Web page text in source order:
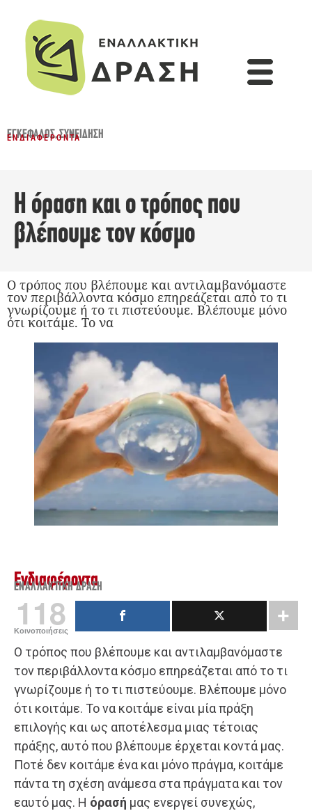
ΕΓΚΈΦΑΛΟΣ,ΣΥΝΕΊΔΗΣΗ
ΕΝΔΙΑΦΈΡΟΝΤΑ
Η όραση και ο τρόπος που
βλέπουμε τον κόσμο
Ο τρόπος που βλέπουμε και αντιλαμβανόμαστε
τον περιβάλλοντα κόσμο επηρεάζεται από το τι
γνωρίζουμε ή το τι πιστεύουμε. Βλέπουμε μόνο
ότι κοιτάμε. Το να
Ενδιαφέροντα
ΕΝΑΛΛΑΚΤΙΚΉ ΔΡΆΣΗ
118
Κοινοποιήσεις
Ο τρόπος που βλέπουμε και αντιλαμβανόμαστε
τον περιβάλλοντα κόσμο επηρεάζεται από το τι
γνωρίζουμε ή το τι πιστεύουμε. Βλέπουμε μόνο
ότι κοιτάμε. Το να κοιτάμε είναι μία πράξη
επιλογής και ως αποτέλεσμα μιας τέτοιας
πράξης, αυτό που βλέπουμε έρχεται κοντά μας.
Ποτέ δεν κοιτάμε ένα και μόνο πράγμα, κοιτάμε
πάντα τη σχέση ανάμεσα στα πράγματα και τον
εαυτό μας. Η όρασή μας ενεργεί συνεχώς,